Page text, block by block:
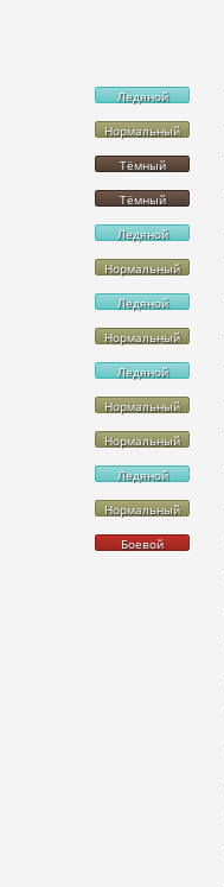
Ледяной
Нормальный
Тёмный
Тёмный
Ледяной
Нормальный
Ледяной
Нормальный
Ледяной
Нормальный
Нормальный
Ледяной
Нормальный
Боевой